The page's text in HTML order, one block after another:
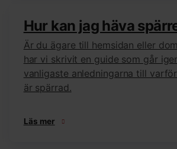
Hur kan jag häva
Är du ägare till hemsidan eller
har vi skrivit en guide som går
vanligaste anledningarna till
är spärrad.
Läs mer